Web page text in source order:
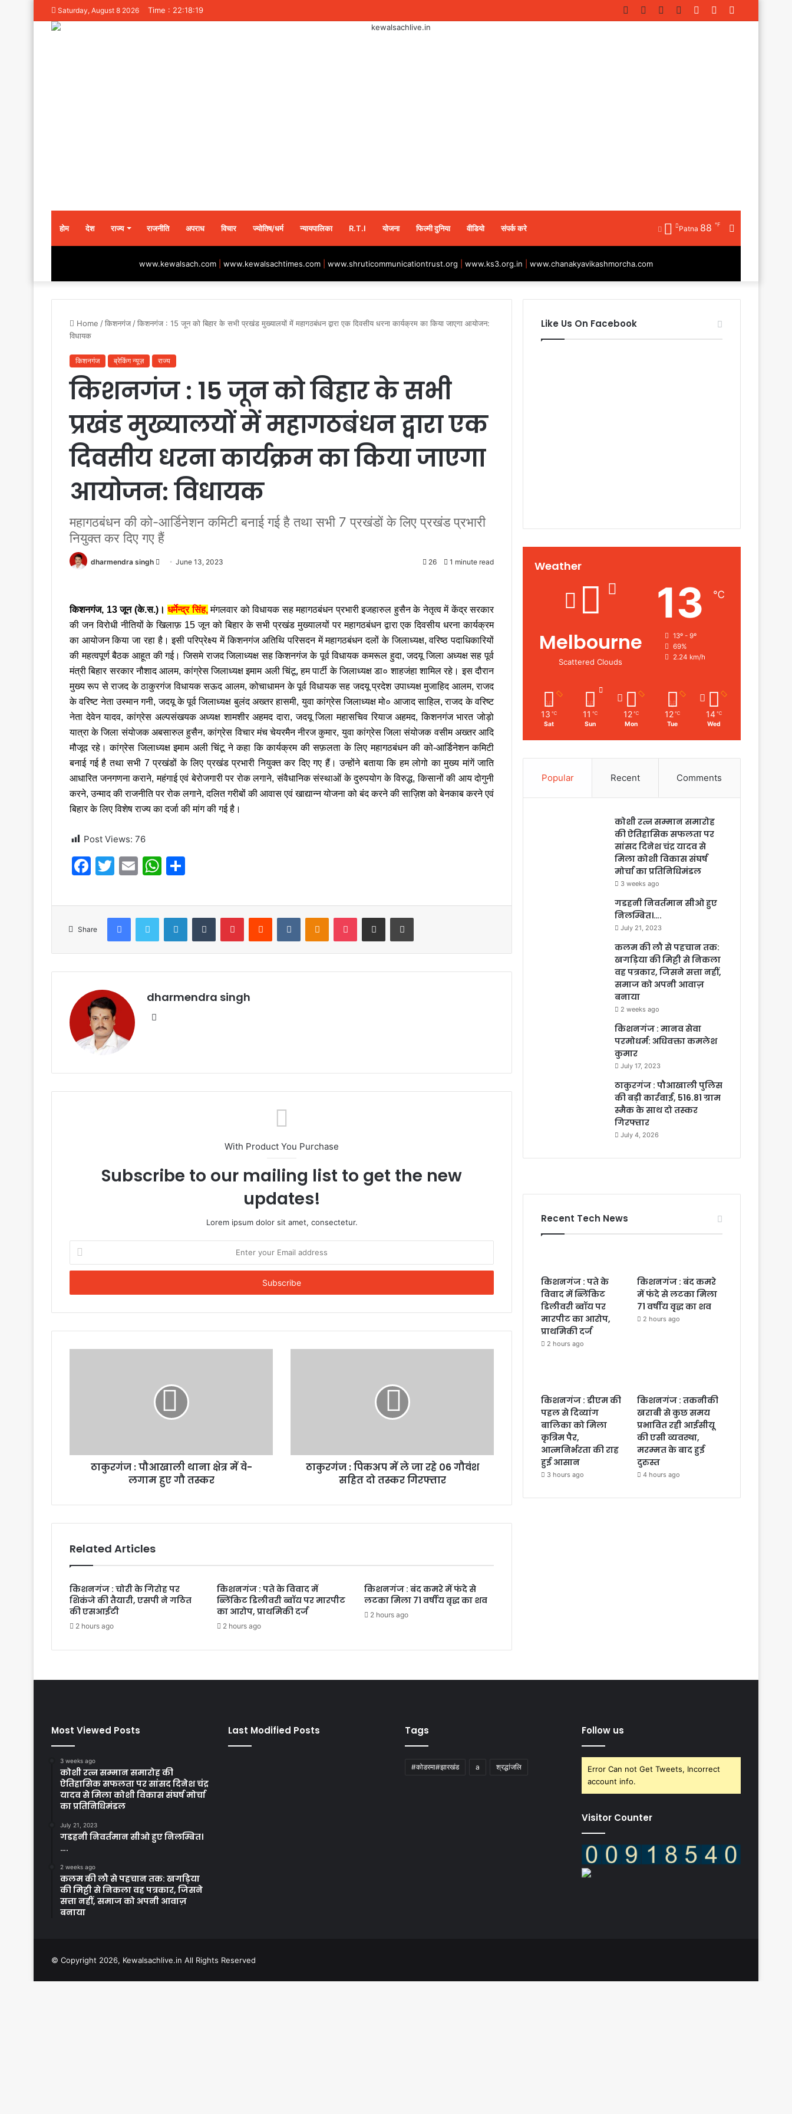
Saturday, August 8 2026 Time : 22:18:19
Random
Log
Instagram
YouTube
Twitter
Facebook
होम देश राज्य राजनीति अपराध विचार ज्योतिष/धर्म न्यायपालिका R.T.I योजना फिल्मी दुनिया वीडियो संपर्क करे Patna 88 ℉
www.kewalsach.com www.kewalsachtimes.com www.shruticommunicationtrust.org www.ks3.org.in www.chanakyavikashmorcha.com
Home /किशनगंज /किशनगंज : 15 जून को बिहार के सभी प्रखंड मुख्यालयों में महागठबंधन द्वारा एक दिवसीय धरना कार्यक्रम का किया जाएगा आयोजन:
विधायक
किशनगंज ब्रेकिंग न्यूज़ राज्य
किशनगंज : 15 जून को बिहार के सभी
प्रखंड मुख्यालयों में महागठबंधन द्वारा एक
दिवसीय धरना कार्यक्रम का किया जाएगा
आयोजन: विधायक
महागठबंधन की को-आर्डिनेशन कमिटी बनाई गई है तथा सभी 7 प्रखंडों के लिए प्रखंड प्रभारी
नियुक्त कर दिए गए हैं
dharmendra singh
SendJune 13, 2023 26 1 minute read
किशनगंज, 13 जून (के.स.)। धर्मेन्द्र सिंह,मंगलवार को विधायक सह महागठबंधन प्रभारी इजहारुल हुसैन के नेतृत्व में केंद्र सरकार
की जन विरोधी नीतियों के खिलाफ़ 15 जून को बिहार के सभी प्रखंड मुख्यालयों पर महागठबंधन द्वारा एक दिवसीय धरना कार्यक्रम
का आयोजन किया जा रहा है। इसी परिप्रेक्ष्य में किशनगंज अतिथि परिसदन में महागठबंधन दलों के जिलाध्यक्ष, वरिष्ठ पदाधिकारियों
की महत्वपूर्ण बैठक आहूत की गई। जिसमे राजद जिलाध्यक्ष सह किशनगंज के पूर्व विधायक कमरूल हुदा, जदयू जिला अध्यक्ष सह पूर्व
मंत्री बिहार सरकार नौशाद आलम, कांग्रेस जिलाध्यक्ष इमाम अली चिंटू, हम पार्टी के जिलाध्यक्ष डा० शाहजंहा शामिल रहे। इस दौरान
मुख्य रूप से राजद के ठाकुरगंज विधायक सऊद आलम, कोचाधामन के पूर्व विधायक सह जदयू प्रदेश उपाध्यक्ष मुजाहिद आलम, राजद
के वरिष्ट नेता उस्मान गनी, जदयू के पूर्व जिलाध्यक्ष बुलंद अख्तर हासमी, युवा कांग्रेस जिलाध्यक्ष मो० आजाद साहिल, राजद के वरिष्ट
नेता देवेन यादव, कांग्रेस अल्पसंखयक अध्यक्ष शामशीर अहमद दारा, जदयू जिला महासचिव रियाज अहमद, किशनगंज भारत जोड़ो
यात्रा के जिला संयोजक अबसारुल हुसैन, कांग्रेस विचार मंच चेयरमैन नीरज कुमार, युवा कांग्रेस जिला संयोजक वसीम अख्तर आदि
मौजूद रहे। कांग्रेस जिलाध्यक्ष इमाम अली चिंटू ने कहा कि कार्यक्रम की सफ़लता के लिए महागठबंधन की को-आर्डिनेशन कमिटी
बनाई गई है तथा सभी 7 प्रखंडों के लिए प्रखंड प्रभारी नियुक्त कर दिए गए हैं। उन्होंने बताया कि हम लोगो का मुख्य मांगें जाति
आधारित जनगणना कराने, महंगाई एवं बेरोजगारी पर रोक लगाने, संवैधानिक संस्थाओं के दुरुपयोग के विरुद्ध, किसानों की आय दोगुनी
करने, उन्माद की राजनीति पर रोक लगाने, दलित गरीबों की आवास एवं खाद्यान्न योजना को बंद करने की साज़िश को बेनकाब करने एवं
बिहार के लिए विशेष राज्य का दर्जा की मांग की गई है।
Post Views: 76
F
c
e
o
o
k
T
itt
er
E
ai
l
W
at
s
A
p
p
ar
e
Share
FacebookTwitter LinkedInTumblr PinterestReddit VKontakteOdnoklassniki
Pocket Share via Email Print
dharmendra singh
Website
With Product You Purchase
Subscribe to our mailing list to get the new
updates!
Lorem ipsum dolor sit amet, consectetur.
Enter
your
Email
ठाकुरगंज : पौआखाली थाना क्षेत्र में वे-
लगाम हुए गौ तस्कर
ठाकुरगंज : पिकअप में ले जा रहे 06 गौवंश
सहित दो तस्कर गिरफ्तार
Related Articles
किशनगंज : चोरी के गिरोह पर
शिकंजे की तैयारी, एसपी ने गठित
की एसआईटी
2 hours ago
किशनगंज : पते के विवाद में
ब्लिंकिट डिलीवरी ब्वॉय पर मारपीट
का आरोप, प्राथमिकी दर्ज
2 hours ago
किशनगंज : बंद कमरे में फंदे से
लटका मिला 71 वर्षीय वृद्ध का शव
2 hours ago
Like Us On Facebook
Weather
Melbourne
Scattered Clouds
13 ℃
13º - 9º
69%
2.24 km/h
13 ℃
Sat
11 ℃
Sun
12 ℃
Mon
12 ℃
Tue
14 ℃
Wed
Popular Recent Comments
कोशी रत्न सम्मान समारोह
की ऐतिहासिक सफलता पर
सांसद दिनेश चंद्र यादव से
मिला कोशी विकास संघर्ष
मोर्चा का प्रतिनिधिमंडल
3 weeks ago
गडहनी निवर्तमान सीओ हुए
निलम्बित।….
July 21, 2023
कलम की लौ से पहचान तक:
खगड़िया की मिट्टी से निकला
वह पत्रकार, जिसने सत्ता नहीं,
समाज को अपनी आवाज़
बनाया
2 weeks ago
किशनगंज : मानव सेवा
परमोधर्म: अधिवक्ता कमलेश
कुमार
July 17, 2023
ठाकुरगंज : पौआखाली पुलिस
की बड़ी कार्रवाई, 516.81 ग्राम
स्मैक के साथ दो तस्कर
गिरफ्तार
July 4, 2026
Recent Tech News
किशनगंज : पते के
विवाद में ब्लिंकिट
डिलीवरी ब्वॉय पर
मारपीट का आरोप,
प्राथमिकी दर्ज
2 hours ago
किशनगंज : बंद कमरे
में फंदे से लटका मिला
71 वर्षीय वृद्ध का शव
2 hours ago
किशनगंज : डीएम की
पहल से दिव्यांग
बालिका को मिला
कृत्रिम पैर,
आत्मनिर्भरता की राह
हुई आसान
3 hours ago
किशनगंज : तकनीकी
खराबी से कुछ समय
प्रभावित रही आईसीयू
की एसी व्यवस्था,
मरम्मत के बाद हुई
दुरुस्त
4 hours ago
Most Viewed Posts
3 weeks ago
कोशी रत्न सम्मान समारोह की
ऐतिहासिक सफलता पर सांसद दिनेश चंद्र
यादव से मिला कोशी विकास संघर्ष मोर्चा
का प्रतिनिधिमंडल
July 21, 2023
गडहनी निवर्तमान सीओ हुए निलम्बित।
….
2 weeks ago
कलम की लौ से पहचान तक: खगड़िया
की मिट्टी से निकला वह पत्रकार, जिसने
सत्ता नहीं, समाज को अपनी आवाज़
बनाया
Last Modified Posts Tags
#कोडरमा#झारखंड a श्रद्धांजलि
Follow us
Error Can not Get Tweets, Incorrect
account info.
Visitor Counter
© Copyright 2026, Kewalsachlive.in All Rights Reserved